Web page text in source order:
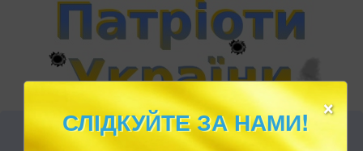
×
СЛІДКУЙТЕ ЗА НАМИ!